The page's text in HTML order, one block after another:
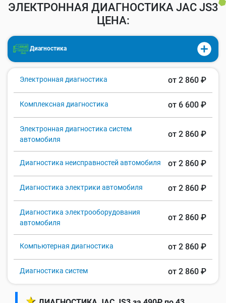
ЭЛЕКТРОННАЯ ДИАГНОСТИКА JAC JS3
ЦЕНА:
Диагностика
Электронная диагностика от 2 860 ₽
Комплексная диагностика от 6 600 ₽
Электронная диагностика систем
автомобиля
от 2 860 ₽
Диагностика неисправностей автомобиля от 2 860 ₽
Диагностика электрики автомобиля от 2 860 ₽
Диагностика электрооборудования
автомобиля
от 2 860 ₽
Компьютерная диагностика от 2 860 ₽
Диагностика систем от 2 860 ₽